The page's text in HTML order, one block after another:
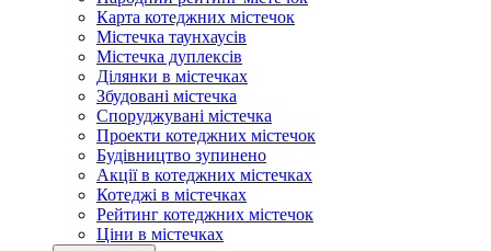
Карта котеджних містечок
Містечка таунхаусів
Містечка дуплексів
Ділянки в містечках
Збудовані містечка
Споруджувані містечка
Проекти котеджних містечок
Будівництво зупинено
Акції в котеджних містечках
Котеджі в містечках
Рейтинг котеджних містечок
Ціни в містечках